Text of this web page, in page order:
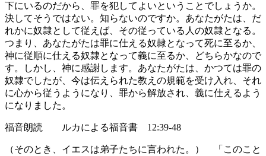
下にいるのだから、罪を犯してよいということでしょうか。
決してそうではない。知らないのですか。あなたがたは、だ
れかに奴隷として従えば、その従っている人の奴隷となる。
つまり、あなたがたは罪に仕える奴隷となって死に至るか、
神に従順に仕える奴隷となって義に至るか、どちらかなので
す。しかし、神に感謝します。あなたがたは、かつては罪の
奴隷でしたが、今は伝えられた教えの規範を受け入れ、それ
に心から従うようになり、罪から解放され、義に仕えるよう
になりました。
福音朗読 ルカによる福音書 12:39-48
（そのとき、イエスは弟子たちに言われた。） 「このこと